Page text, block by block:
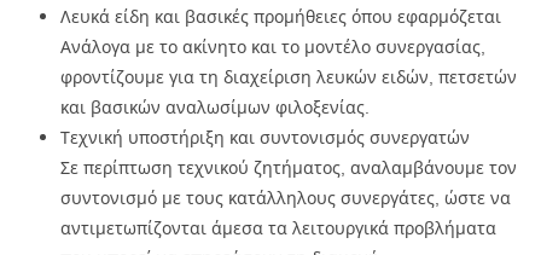
Λευκά είδη και βασικές προμήθειες όπου εφαρμόζεται
Ανάλογα με το ακίνητο και το μοντέλο συνεργασίας,
φροντίζουμε για τη διαχείριση λευκών ειδών, πετσετών
και βασικών αναλωσίμων φιλοξενίας.
Τεχνική υποστήριξη και συντονισμός συνεργατών
Σε περίπτωση τεχνικού ζητήματος, αναλαμβάνουμε τον
συντονισμό με τους κατάλληλους συνεργάτες, ώστε να
αντιμετωπίζονται άμεσα τα λειτουργικά προβλήματα